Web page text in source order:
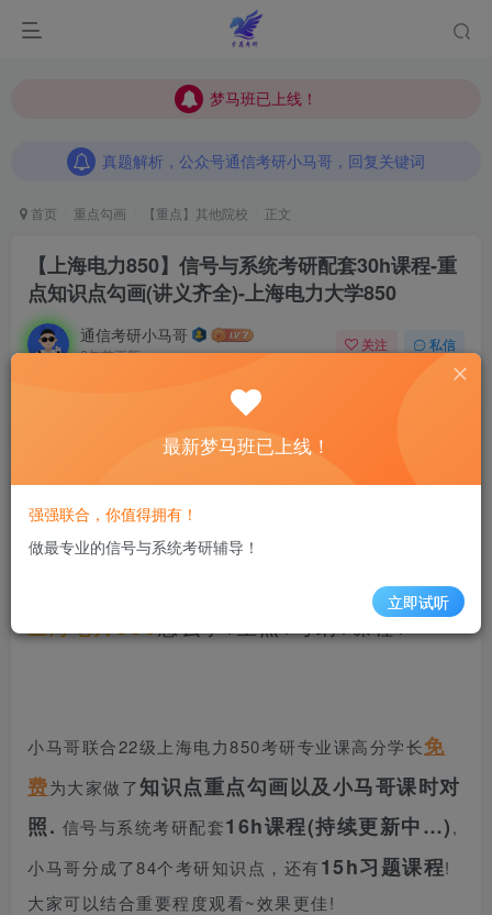
梦马班已上线！
梦马班已上线！
真题解析，公众号通信考研小马哥，回复关键词
真题解析，公众号通信考研小马哥，回复关键词
首页 重点勾画 【重点】其他院校 正文
【上海电力850】信号与系统考研配套30h课程-重
点知识点勾画(讲义齐全)-上海电力大学850
通信考研小马哥
2年前更新
关注 私信
点击“蓝字”关注我们吧！
信号与系统考研交流QQ群：917103925
怎么学?重点?考纲?课程?
小马哥联合22级上海电力850考研专业课高分学长免
费为大家做了知识点重点勾画以及小马哥课时对
照. 信号与系统考研配套16h课程(持续更新中…) ,
小马哥分成了84个考研知识点，还有15h习题课程!
大家可以结合重要程度观看~效果更佳!
最新梦马班已上线！
强强联合，你值得拥有！
做最专业的信号与系统考研辅导！
立即试听